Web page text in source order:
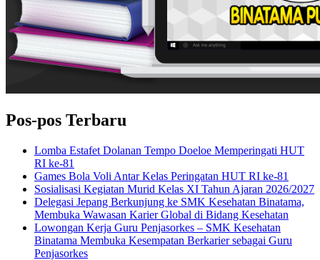
Pos-pos Terbaru
Lomba Estafet Dolanan Tempo Doeloe Memperingati HUT
RI ke-81
Games Bola Voli Antar Kelas Peringatan HUT RI ke-81
Sosialisasi Kegiatan Murid Kelas XI Tahun Ajaran 2026/2027
Delegasi Jepang Berkunjung ke SMK Kesehatan Binatama,
Membuka Wawasan Karier Global di Bidang Kesehatan
Lowongan Kerja Guru Penjasorkes – SMK Kesehatan
Binatama Membuka Kesempatan Berkarier sebagai Guru
Penjasorkes